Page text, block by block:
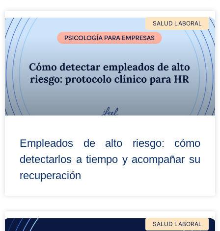
SALUD LABORAL
Empleados de alto riesgo: cómo
detectarlos a tiempo y acompañar su
recuperación
SALUD LABORAL